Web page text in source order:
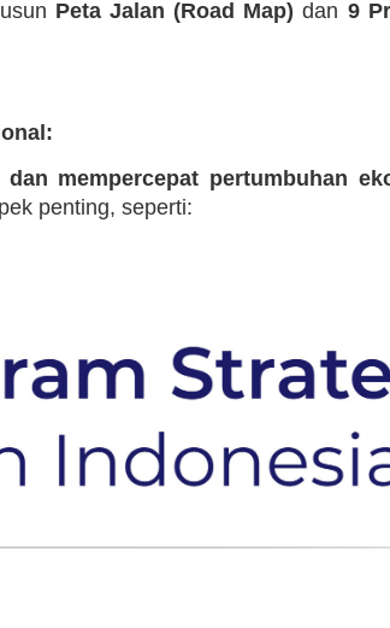
Peta Jalan (Road Map) dan 9
dan mempercepat pertumbuhan
penting, seperti: